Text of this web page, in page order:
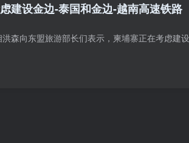
建设金边-泰国和金边-越南高速铁路